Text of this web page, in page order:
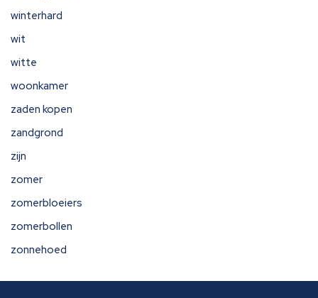
winterhard
wit
witte
woonkamer
zaden kopen
zandgrond
zijn
zomer
zomerbloeiers
zomerbollen
zonnehoed